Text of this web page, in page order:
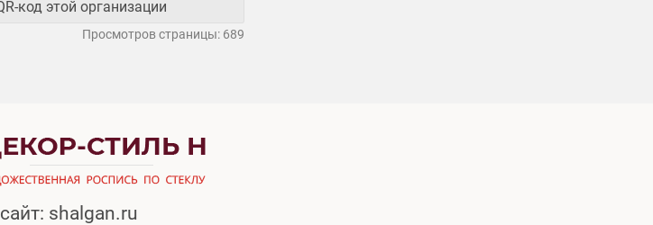
код этой организации
Просмотров страницы: 689
shalgan.ru